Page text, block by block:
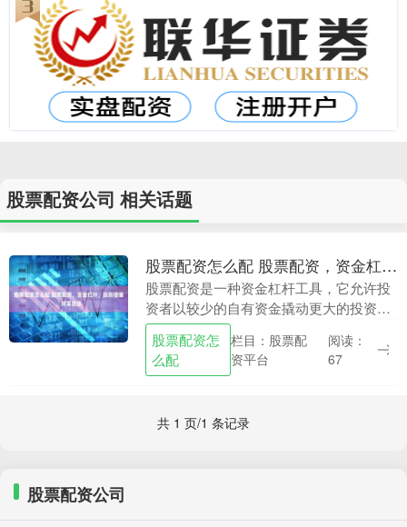
股票配资公司 相关话题
股票配资怎么配 股票配资，资金杠杆，投资增值，财富自由
股票配资是一种资金杠杆工具，它允许投
资者以较少的自有资金撬动更大的投资规
模。通过放大资金，投资者可以获得更高
的投资收益，从而加速财富积累。 * **放
大收益：*....
股票配资怎
么配
栏目：股票配
资平台
阅读：
67
共 1 页/1 条记录
股票配资公司